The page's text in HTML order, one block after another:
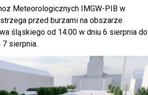
Meteorologicznych IMGW-PIB w
przed burzami na obszarze
śląskiego od 14:00 w dniu 6 sierpnia do
7 sierpnia.